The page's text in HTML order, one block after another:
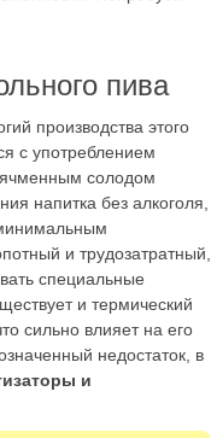
пива
производства этого
с употреблением
солодом
напитка без алкоголя,
и трудозатратный,
специальные
и термический
сильно влияет на его
недостаток, в
и